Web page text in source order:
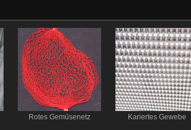
Rotes Gemüsenetz Kariertes Gewebe